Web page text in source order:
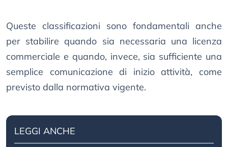
Queste classificazioni sono fondamentali anche
per stabilire quando sia necessaria una licenza
commerciale e quando, invece, sia sufficiente una
semplice comunicazione di inizio attività, come
previsto dalla normativa vigente.
LEGGI ANCHE